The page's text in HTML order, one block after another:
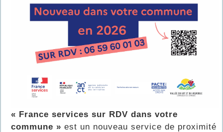
« France services sur RDV dans votre
commune » est un nouveau service de proximité